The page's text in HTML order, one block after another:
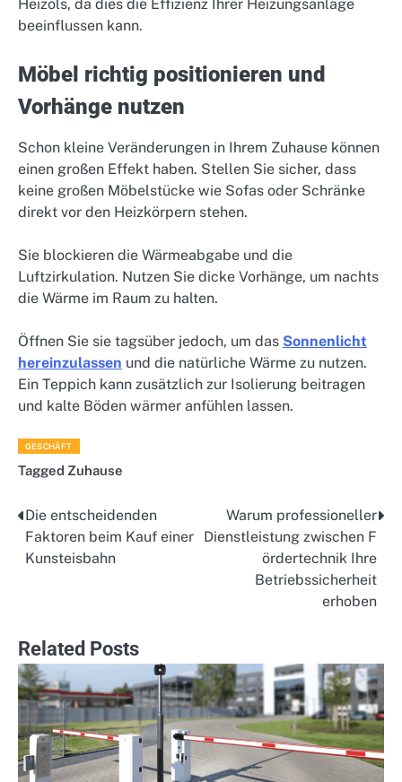
Heizöls, da dies die Effizienz Ihrer Heizungsanlage
beeinflussen kann.
Möbel richtig positionieren und
Vorhänge nutzen
Schon kleine Veränderungen in Ihrem Zuhause können
einen großen Effekt haben. Stellen Sie sicher, dass
keine großen Möbelstücke wie Sofas oder Schränke
direkt vor den Heizkörpern stehen.
Sie blockieren die Wärmeabgabe und die
Luftzirkulation. Nutzen Sie dicke Vorhänge, um nachts
die Wärme im Raum zu halten.
Öffnen Sie sie tagsüber jedoch, um das Sonnenlicht
hereinzulassen und die natürliche Wärme zu nutzen.
Ein Teppich kann zusätzlich zur Isolierung beitragen
und kalte Böden wärmer anfühlen lassen.
GESCHÄFT
Tagged Zuhause
Post
navigation
Die entscheidenden
Faktoren beim Kauf einer
Kunsteisbahn
Warum professioneller
Dienstleistung zwischen F
ördertechnik Ihre
Betriebssicherheit
erhoben
Related Posts